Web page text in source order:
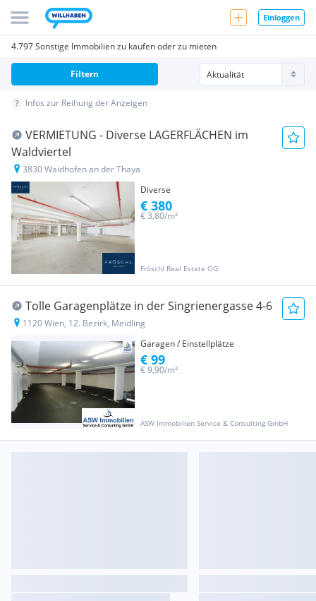
Einloggen
4.797 Sonstige Immobilien zu kaufen oder zu mieten
Filtern
Infos zur Reihung der Anzeigen
VERMIETUNG - Diverse LAGERFLÄCHEN im
Waldviertel
3830 Waidhofen an der Thaya
Diverse
Fröschl Real Estate OG
€ 3,80/m²
€ 380
Tolle Garagenplätze in der Singrienergasse 4-6
1120 Wien, 12. Bezirk, Meidling
Garagen / Einstellplätze
ASW Immobilien Service & Consulting GmbH
€ 9,90/m²
€ 99